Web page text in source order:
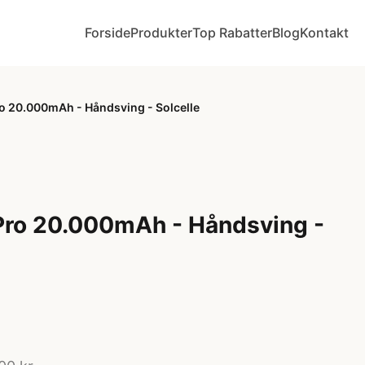
ForsideProdukterTop RabatterBlogKontakt
20.000mAh - Håndsving - Solcelle
20.000mAh - Håndsving -